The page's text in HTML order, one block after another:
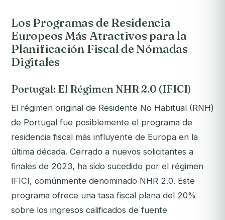
Los Programas de Residencia
Europeos Más Atractivos para la
Planificación Fiscal de Nómadas
Digitales
Portugal: El Régimen NHR 2.0 (IFICI)
El régimen original de Residente No Habitual (RNH)
de Portugal fue posiblemente el programa de
residencia fiscal más influyente de Europa en la
última década. Cerrado a nuevos solicitantes a
finales de 2023, ha sido sucedido por el régimen
IFICI, comúnmente denominado NHR 2.0. Este
programa ofrece una tasa fiscal plana del 20%
sobre los ingresos calificados de fuente